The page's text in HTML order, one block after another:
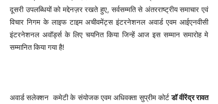
दूसरी उपलब्धियों को मद्देनज़र रखते हुए, सर्वसम्मति से अंतरराष्ट्रीय समाचार एवं
विचार निगम के लाइफ टाइम अचीवमेंट्स इंटरनेशनल अवार्ड एवम आईएनवीसी
इंटरनेशनल अवॉर्ड्स के लिए चयनित किया जिन्हें आज इस सम्मान समारोह मे
सम्मानित किया गया है!
अवार्ड सलेक्शन कमेटी के संयोजक एवम अधिवक्ता सुप्रीम कोर्टडॉ वीरेंद्र रावत